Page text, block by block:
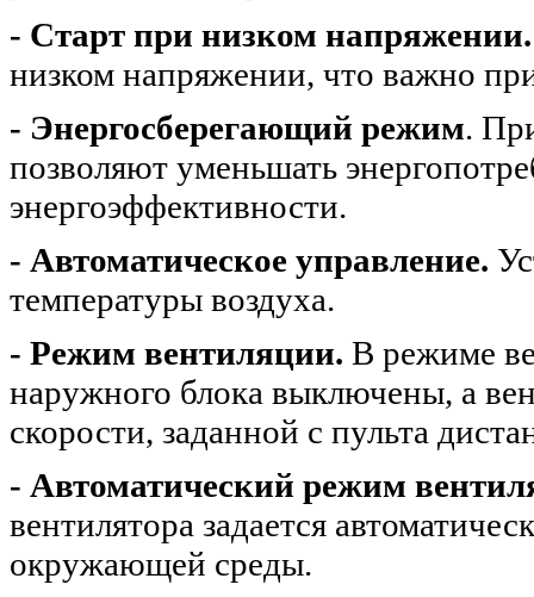
- Старт при низком напряжении.
низком напряжении, что важно
- Энергосберегающий режим.
позволяют уменьшать
энергоэффективности.
- Автоматическое управление.
температуры воздуха.
- Режим вентиляции. В режиме
наружного блока выключены, а
скорости, заданной с пульта
- Автоматический режим
вентилятора задается
окружающей среды.